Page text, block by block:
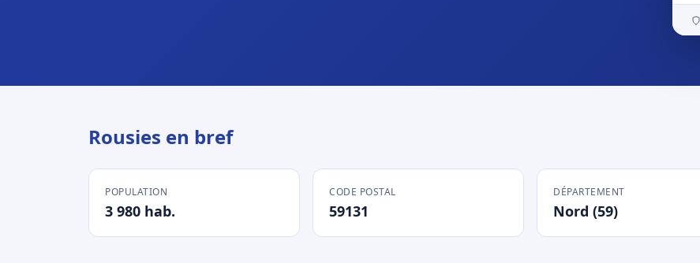
Rousies en bref
POPULATION
3 980 hab.
CODE POSTAL
59131
DÉPARTEMENT
Nord (59)